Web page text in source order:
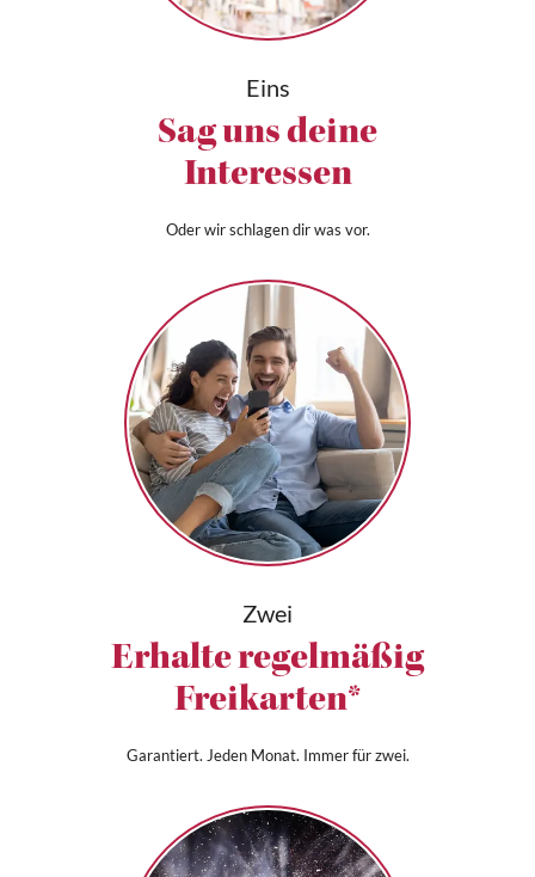
Eins
Sag uns deine
Interessen
Oder wir schlagen dir was vor.
Zwei
Erhalte regelmäßig
Freikarten*
Garantiert. Jeden Monat. Immer für zwei.